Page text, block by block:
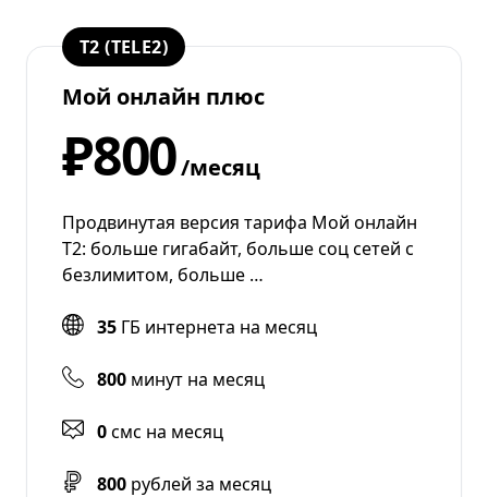
T2 (TELE2)
Мой онлайн плюс
₽800/месяц
Продвинутая версия тарифа Мой онлайн
Т2: больше гигабайт, больше соц сетей с
безлимитом, больше …
35 ГБ интернета на месяц
800 минут на месяц
0смс на месяц
800 рублей за месяц